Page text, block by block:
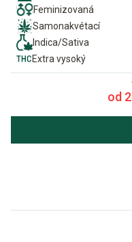
Feminizovaná
Samonakvétací
Indica/Sativa
Extra vysoký
od